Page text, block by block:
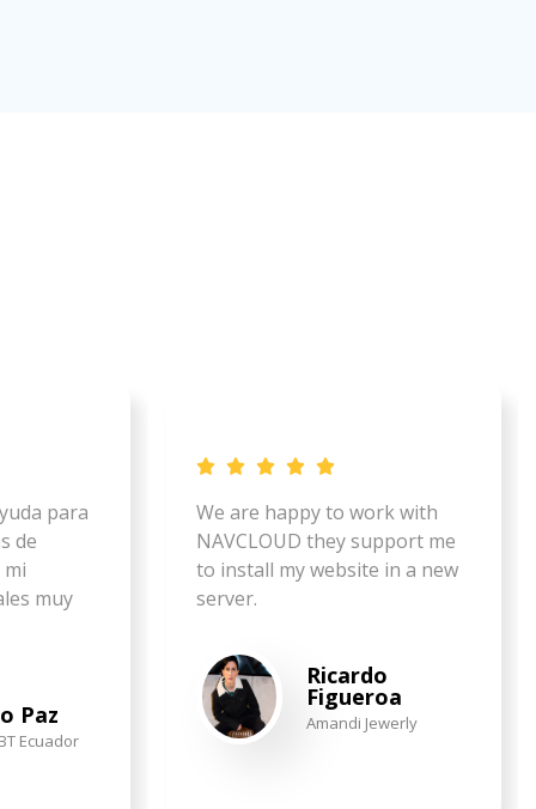
para
de
muy
Paz
Ecuador
We are happy to work with
NAVCLOUD they support me
to install my website in a new
server.
Ricardo
Figueroa
Amandi Jewerly